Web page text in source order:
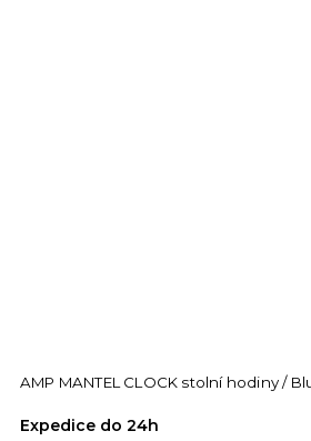
AMP MANTEL CLOCK stolní hodiny /
Expedice do 24h